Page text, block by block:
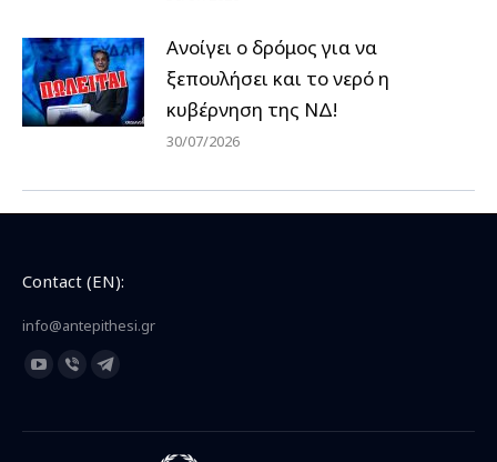
Ανοίγει ο δρόμος για να
ξεπουλήσει και το νερό η
κυβέρνηση της ΝΔ!
30/07/2026
Contact (EN):
info@antepithesi.gr
Find us on:
YouTube
opens
Viber
opens
Telegram
opens